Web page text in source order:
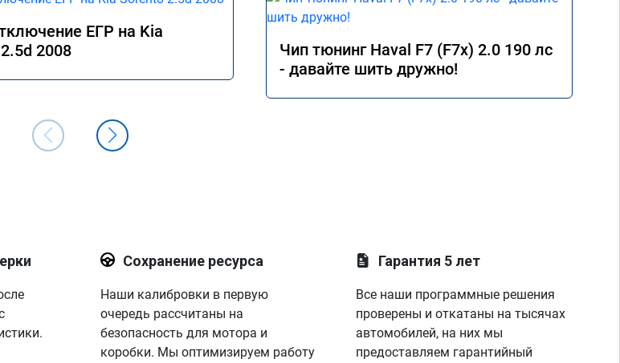
ЕГР на Kia
2008
Чип тюнинг Haval F7 (F7x) 2.0 190 лс
- давайте шить дружно!
Сохранение ресурса
Наши калибровки в первую
очередь рассчитаны на
безопасность для мотора и
коробки. Мы оптимизируем работу
Гарантия 5 лет
Все наши программные решения
проверены и откатаны на тысячах
автомобилей, на них мы
предоставляем гарантийный